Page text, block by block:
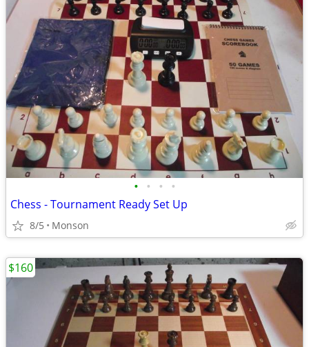
• • • •
Chess - Tournament Ready Set Up
8/5 Monson
$160